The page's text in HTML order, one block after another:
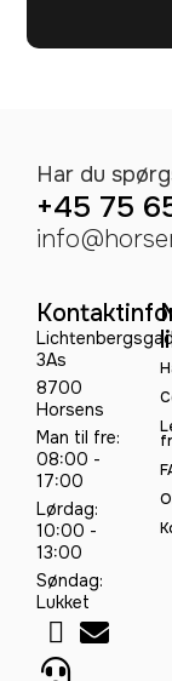
Har du
+45 75
3As
8700
Horsens
Man til fre:
08:00 -
17:00
Lørdag:
10:00 -
13:00
Søndag:
Lukket